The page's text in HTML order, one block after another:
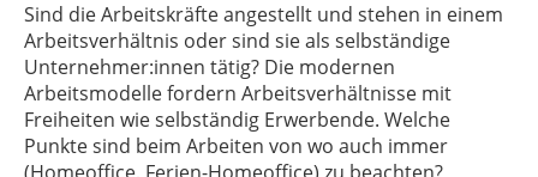
Sind die Arbeitskräfte angestellt und stehen in einem
Arbeitsverhältnis oder sind sie als selbständige
Unternehmer:innen tätig? Die modernen
Arbeitsmodelle fordern Arbeitsverhältnisse mit
Freiheiten wie selbständig Erwerbende. Welche
Punkte sind beim Arbeiten von wo auch immer